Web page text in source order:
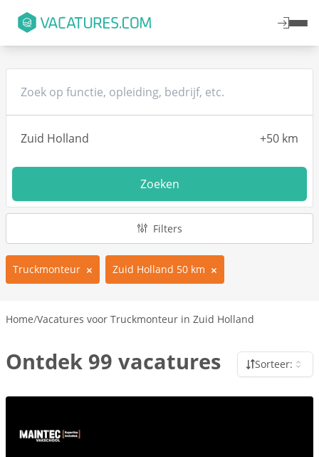
Zoeken
Filters
Truckmonteur Zuid Holland 50 km
Home/Vacatures voor Truckmonteur in Zuid Holland
Ontdek 99 vacatures Sorteer: